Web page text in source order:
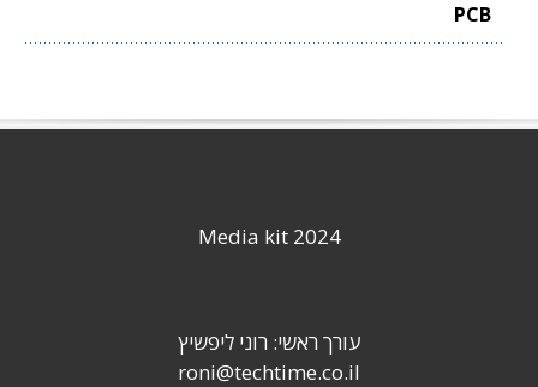
PCB
Media kit 2024
עורך ראשי: רוני ליפשיץ
roni@techtime.co.il